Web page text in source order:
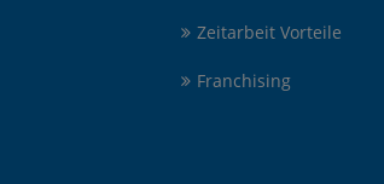
Zeitarbeit Vorteile
Franchising